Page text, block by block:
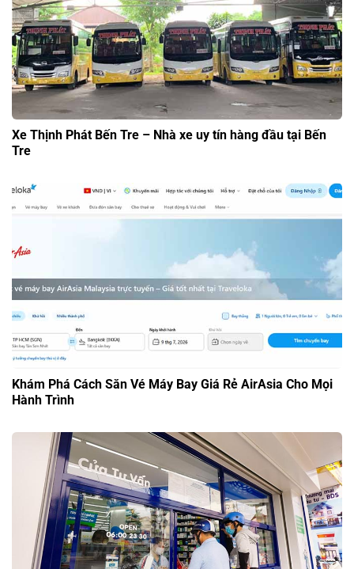
Xe Thịnh Phát Bến Tre – Nhà xe uy tín hàng đầu tại Bến
Tre
Khám Phá Cách Săn Vé Máy Bay Giá Rẻ AirAsia Cho Mọi
Hành Trình